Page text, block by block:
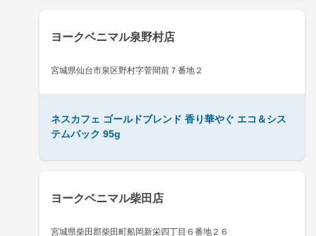
ヨークベニマル泉野村店
宮城県仙台市泉区野村字菅間前７番地２
ネスカフェ ゴールドブレンド 香り華やぐ エコ＆シス
テムパック 95g
ヨークベニマル柴田店
宮城県柴田郡柴田町船岡新栄四丁目６番地２６